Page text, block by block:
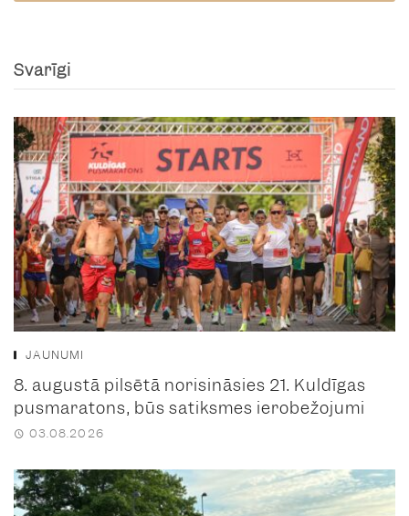
Svarīgi
JAUNUMI
8. augustā pilsētā norisināsies 21. Kuldīgas
pusmaratons, būs satiksmes ierobežojumi
03.08.2026